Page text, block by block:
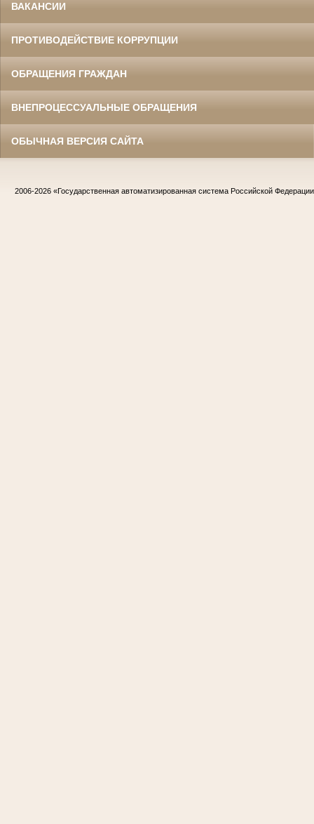
ВАКАНСИИ
ПРОТИВОДЕЙСТВИЕ КОРРУПЦИИ
ОБРАЩЕНИЯ ГРАЖДАН
ВНЕПРОЦЕССУАЛЬНЫЕ ОБРАЩЕНИЯ
ОБЫЧНАЯ ВЕРСИЯ САЙТА
2006-2026 «Государственная автоматизированная система Российской